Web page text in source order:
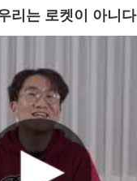
리는 로켓이 아니다